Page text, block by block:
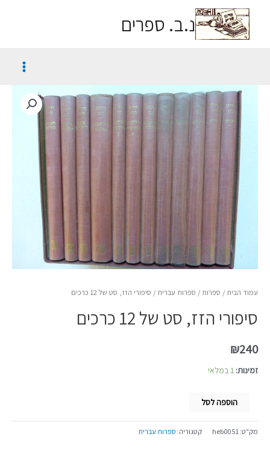
נ.ב. ספרים
עמוד הבית / ספרות / ספרות עברית / סיפורי הזז, סט של 12 כרכים
סיפורי הזז, סט של 12 כרכים
₪240
זמינות: 1 במלאי
הוספה לסל
מק"ט:heb0051 קטגוריה: ספרות עברית